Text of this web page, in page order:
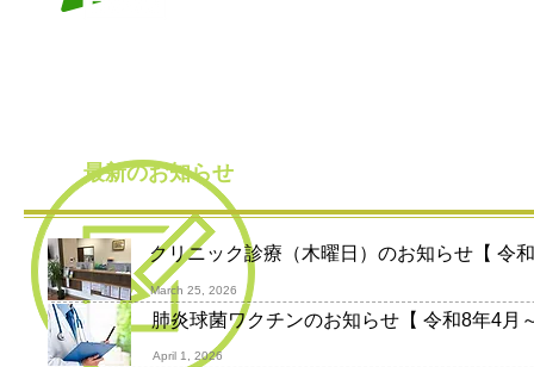
最新のお知らせ
クリニック診療（木曜日）のお知らせ【 令
March 25, 2026
肺炎球菌ワクチンのお知らせ 【 令和8年4月
April 1, 2026